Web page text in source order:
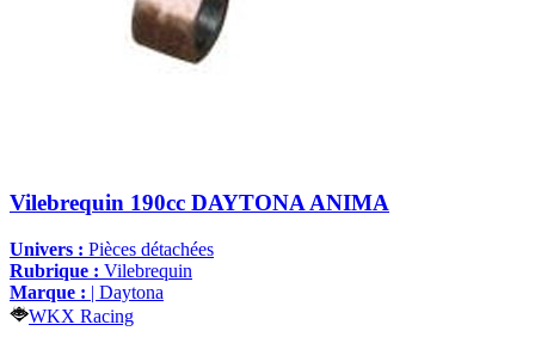
Vilebrequin 190cc DAYTONA ANIMA
Univers : Pièces détachées
Rubrique : Vilebrequin
Marque : | Daytona
WKX Racing